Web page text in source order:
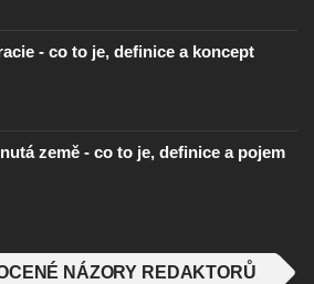
- co to je, definice a koncept
země - co to je, definice a pojem
NÁZORY REDAKTORŮ